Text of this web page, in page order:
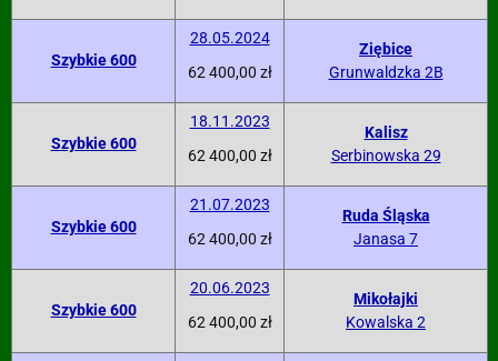
Szybkie 600
28.05.2024
62 400,00 zł
Ziębice
Grunwaldzka 2B
Szybkie 600
18.11.2023
62 400,00 zł
Kalisz
Serbinowska 29
Szybkie 600
21.07.2023
62 400,00 zł
Ruda Śląska
Janasa 7
Szybkie 600
20.06.2023
62 400,00 zł
Mikołajki
Kowalska 2